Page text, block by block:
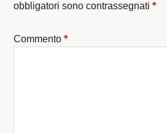
obbligatori sono contrassegnati*
Commento*